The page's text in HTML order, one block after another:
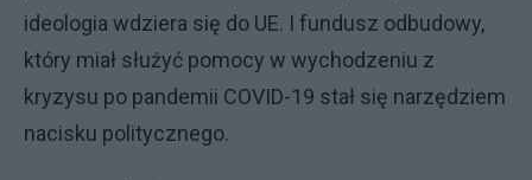
ideologia wdziera się do UE. I fundusz odbudowy,
który miał służyć pomocy w wychodzeniu z
kryzysu po pandemii COVID-19 stał się narzędziem
nacisku politycznego.